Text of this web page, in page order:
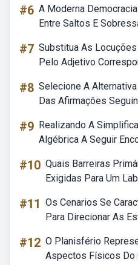
#6 A Moderna
Entre Saltos E
#7 Substitua As
Pelo Adjetivo
#8 Selecione A
Das Afirmações
#9 Realizando A
Algébrica A Seguir
#10 Quais Barreiras
Exigidas Para Um
#11 Os Cenarios Se
Para Direcionar As
#12 O Planisfério
Aspectos Físicos Do